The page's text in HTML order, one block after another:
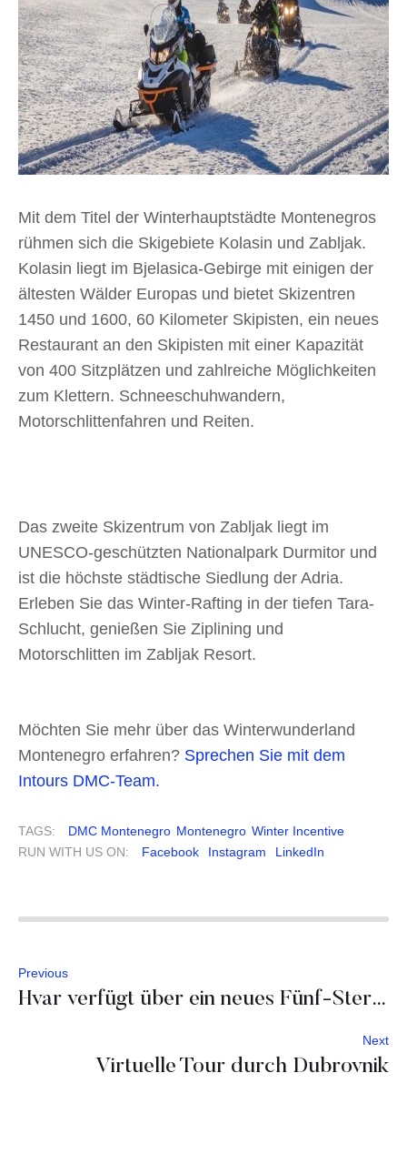
Mit dem Titel der Winterhauptstädte Montenegros
rühmen sich die Skigebiete Kolasin und Zabljak.
Kolasin liegt im Bjelasica-Gebirge mit einigen der
ältesten Wälder Europas und bietet Skizentren
1450 und 1600, 60 Kilometer Skipisten, ein neues
Restaurant an den Skipisten mit einer Kapazität
von 400 Sitzplätzen und zahlreiche Möglichkeiten
zum Klettern. Schneeschuhwandern,
Motorschlittenfahren und Reiten.
Das zweite Skizentrum von Zabljak liegt im
UNESCO-geschützten Nationalpark Durmitor und
ist die höchste städtische Siedlung der Adria.
Erleben Sie das Winter-Rafting in der tiefen Tara-
Schlucht, genießen Sie Ziplining und
Motorschlitten im Zabljak Resort.
Möchten Sie mehr über das Winterwunderland
Montenegro erfahren? Sprechen Sie mit dem
Intours DMC-Team.
TAGS: DMC Montenegro Montenegro Winter Incentive
RUN WITH US ON:
Facebook Instagram LinkedIn
Previous
Hvar verfügt über ein neues Fünf-Sterne-Resort nämlich das Maslina Resort
Next
Virtuelle Tour durch Dubrovnik